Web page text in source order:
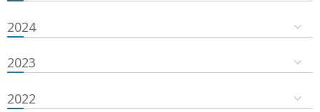
2024
2023
2022